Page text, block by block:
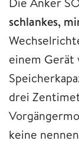
schlankes,
einem Gerät
drei
keine